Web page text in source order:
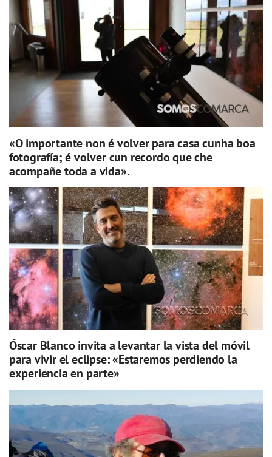
«O importante non é volver para casa cunha boa
fotografía; é volver cun recordo que che
acompañe toda a vida».
Óscar Blanco invita a levantar la vista del móvil
para vivir el eclipse: «Estaremos perdiendo la
experiencia en parte»